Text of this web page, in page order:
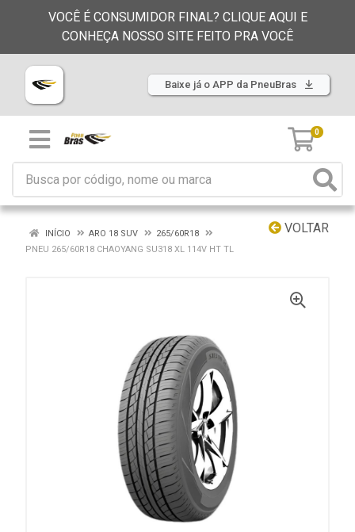
VOCÊ É CONSUMIDOR FINAL? CLIQUE AQUI E
CONHEÇA NOSSO SITE FEITO PRA VOCÊ
Baixe já o APP da PneuBras
0
VOLTAR
INÍCIO ARO 18 SUV
265/60R18
PNEU 265/60R18 CHAOYANG SU318 XL 114V HT TL